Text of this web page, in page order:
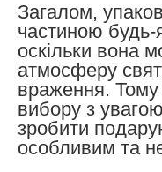
Загалом,
частиною будь-
оскільки вона
атмосферу
враження. Тому
вибору з
зробити
особливим та